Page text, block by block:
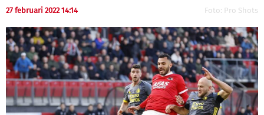
27 februari 2022 14:14 Foto: Pro Shots